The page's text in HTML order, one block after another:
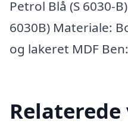
Petrol Blå (S 6030-
6030B) Materiale:
og lakeret MDF